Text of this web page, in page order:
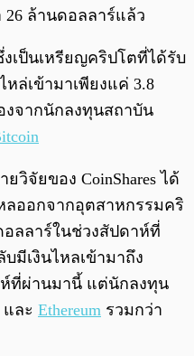
26 ล้านดอลลาร์แล้ว
งเป็นเหรียญคริปโตที่ได้รับ
ล่เข้ามาเพียงแค่ 3.8
งจากนักลงทุนสถาบัน
วิจัยของ CoinShares ได้
ลออกจากอุตสาหกรรมคริ
อลลาร์ในช่วงสัปดาห์ที่
มีเงินไหลเข้ามาถึง
ห์ที่ผ่านมานี้ แต่นักลงทุน
และ Ethereum รวมกว่า